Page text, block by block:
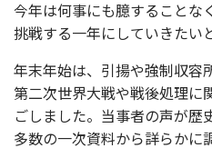
今年は何事にも臆することなく
挑戦する一年にしていきたい
年末年始は、引揚や強制収容
第二次世界大戦や戦後処理に
ごしました。当事者の声が歴
多数の一次資料から詳らかに